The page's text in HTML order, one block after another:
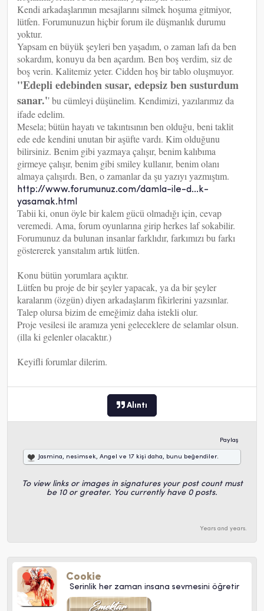
Kendi arkadaşlarımın mesajlarını silmek hoşuma gitmiyor,
lütfen. Forumunuzun hiçbir forum ile düşmanlık durumu
yoktur.
Yapsam en büyük şeyleri ben yaşadım, o zaman lafı da ben
sokardım, konuyu da ben açardım. Ben boş verdim, siz de
boş verin. Kalitemiz yeter. Cidden hoş bir tablo oluşmuyor.
''Edepli edebinden susar, edepsiz ben susturdum
sanar.''bu cümleyi düşünelim. Kendimizi, yazılarımız da
ifade edelim.
Mesela; bütün hayatı ve takıntısının ben olduğu, beni taklit
ede ede kendini unutan bir aşüfte vardı. Kim olduğunu
bilirsiniz. Benim gibi yazmaya çalışır, benim kalıbıma
girmeye çalışır, benim gibi smiley kullanır, benim olanı
almaya çalışırdı. Ben, o zamanlar da şu yazıyı yazmıştım.
http://www.forumunuz.com/damla-ile-d...k-
yasamak.html
Tabii ki, onun öyle bir kalem gücü olmadığı için, cevap
veremedi. Ama, forum oyunlarına girip herkes laf sokabilir.
Forumunuz da bulunan insanlar farklıdır, farkımızı bu farkı
göstererek yansıtalım artık lütfen.
Konu bütün yorumlara açıktır.
Lütfen bu proje de bir şeyler yapacak, ya da bir şeyler
karalarım (özgün) diyen arkadaşlarım fikirlerini yazsınlar.
Talep olursa bizim de emeğimiz daha istekli olur.
Proje vesilesi ile aramıza yeni geleceklere de selamlar olsun.
(illa ki gelenler olacaktır.)
Keyifli forumlar dilerim.
Alıntı
Paylaş
Jasmina, nesimsek, Angel ve 17 kişi daha, bunu beğendiler.
To view links or images in signatures your post count must
be 10 or greater. You currently have 0 posts.
Years and years.
Cookie
Serinlik her zaman insana sevmesini öğretir